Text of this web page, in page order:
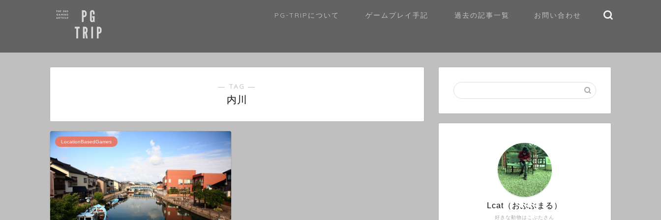
PG-TRIPについて ゲームプレイ手記 過去の記事一覧 お問い合わせ
― TAG ―
内川
LocationBasedGames
好きな動物はこぶたさん
Lcat（おぶぶまる）